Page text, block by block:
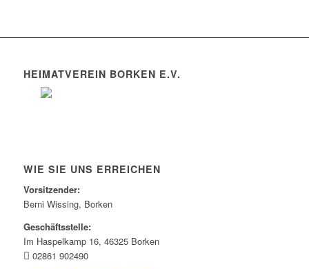
HEIMATVEREIN BORKEN E.V.
WIE SIE UNS ERREICHEN
Vorsitzender:
Berni Wissing, Borken
Geschäftsstelle:
Im Haspelkamp 16, 46325 Borken
02861 902490